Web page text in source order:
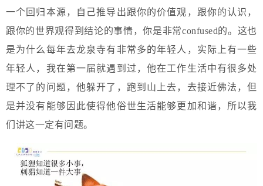
一个回归本源，自己推导出跟你的价值观，跟你的认识，
跟你的世界观得到结论的事情，你是非常confused的。这也
是为什么每年去龙泉寺有非常多的年轻人，实际上有一些
年轻人，我在第一届就遇到过，他在工作生活中有很多处
理不了的问题，他躲开了，跑到山上去，去接近佛法，但
是并没有能够因此使得他俗世生活能够更加和谐，所以我
们讲这一定有问题。